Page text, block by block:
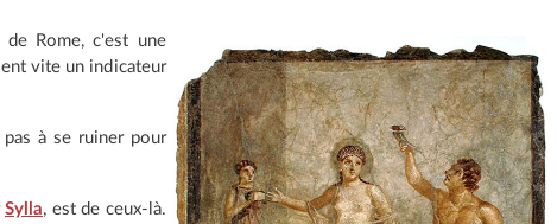
Rome, c'est une
vite un indicateur
à se ruiner pour
Sylla, est de ceux-là.